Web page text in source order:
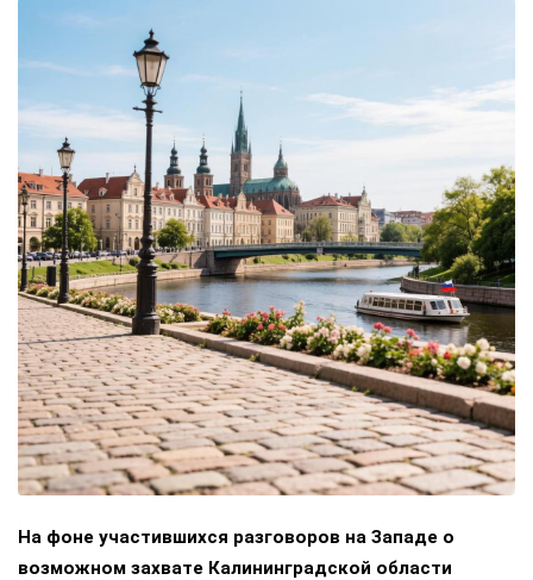
На фоне участившихся разговоров на Западе о
возможном захвате Калининградской области